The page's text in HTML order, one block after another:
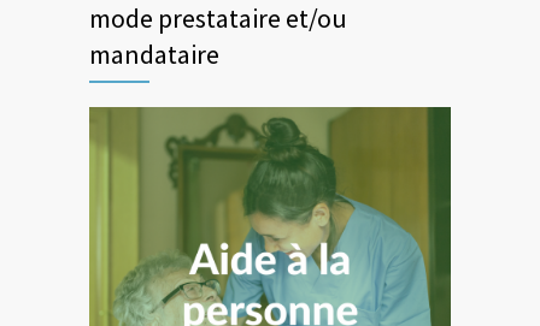
mode prestataire et/ou
mandataire